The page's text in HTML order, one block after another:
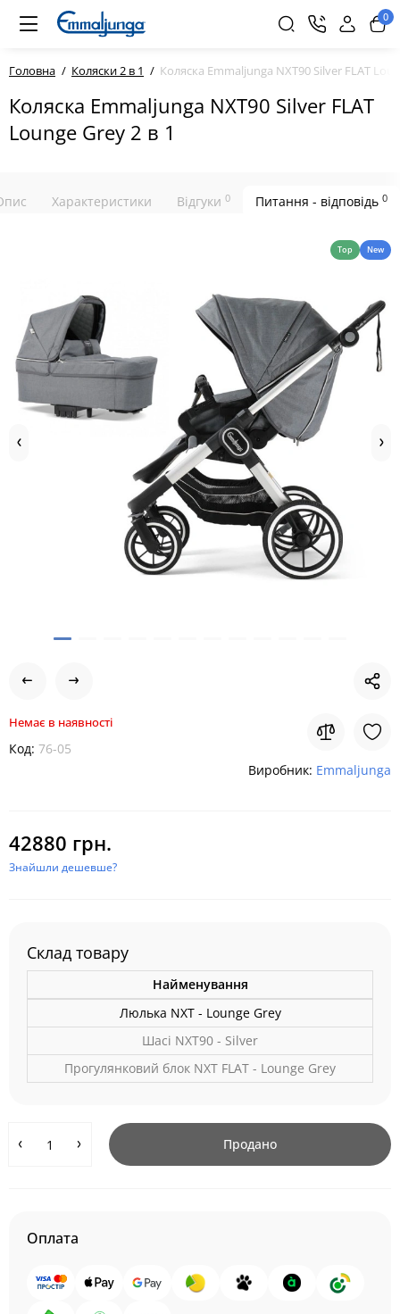
0
Головна Коляски 2 в 1 Коляска Emmaljunga NXT90 Silver FLAT
Коляска Emmaljunga NXT90 Silver FLAT
Lounge Grey 2 в 1
Характеристики Відгуки 0 Питання - відповідь 0
Top New
Немає в наявності
Код: 76-05
Виробник: Emmaljunga
42880 грн.
Знайшли дешевше?
Склад товару
Найменування
Люлька NXT - Lounge Grey
Шасі NXT90 - Silver
Прогулянковий блок NXT FLAT - Lounge Grey
Продано
Оплата